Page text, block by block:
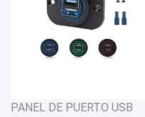
PANEL DE PUERTO USB